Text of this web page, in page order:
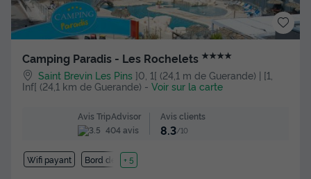
Camping Paradis - Les Rochelets ★★★★
Saint Brevin Les Pins ]0, 1[ (24,1 m de Guerande) | [1,
Inf[ (24,1 km de Guerande) - Voir sur la carte
Avis TripAdvisor
404 avis
Avis clients
8.3/10
Wifi payant Bord de mer
+ 5